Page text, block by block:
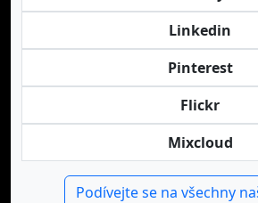
Linkedin
Pinterest
Flickr
Mixcloud
Podívejte se na všechny